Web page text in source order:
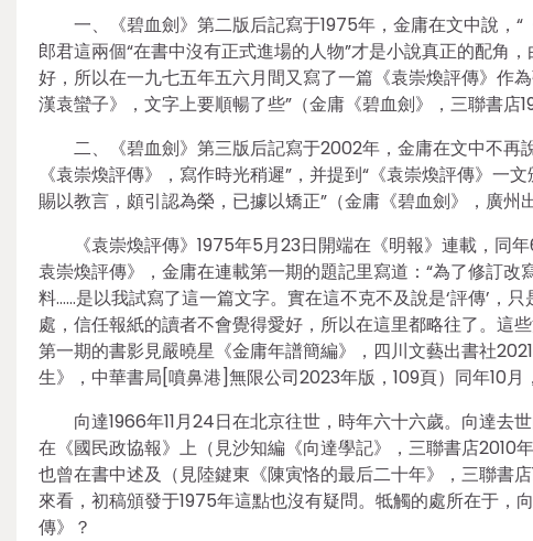
一、《碧血劍》第二版后記寫于1975年，金庸在文中說，
郎君這兩個“在書中沒有正式進場的人物”才是小說真正的配角
好，所以在一九七五年五六月間又寫了一篇《袁崇煥評傳》作
漢袁蠻子》，文字上要順暢了些”（金庸《碧血劍》，三聯書店
二、《碧血劍》第三版后記寫于2002年，金庸在文中不再
《袁崇煥評傳》，寫作時光稍遲”，并提到“《袁崇煥評傳》
賜以教言，頗引認為榮，已據以矯正”（金庸《碧血劍》，廣州
《袁崇煥評傳》1975年5月23日開端在《明報》連載，
袁崇煥評傳》，金庸在連載第一期的題記里寫道：“為了修訂
料……是以我試寫了這一篇文字。實在這不克不及說是‘評傳’，
處，信任報紙的讀者不會覺得愛好，所以在這里都略往了。這
第一期的書影見嚴曉星《金庸年譜簡編》，四川文藝出書社
生》，中華書局[噴鼻港]無限公司2023年版，109頁）同年10月
向達1966年11月24日在北京往世，時年六十六歲。向達
在《國民政協報》上（見沙知編《向達學記》，三聯書店2010
也曾在書中述及（見陸鍵東《陳寅恪的最后二十年》，三聯書
來看，初稿頒發于1975年這點也沒有疑問。牴觸的處所在于，
傳》？